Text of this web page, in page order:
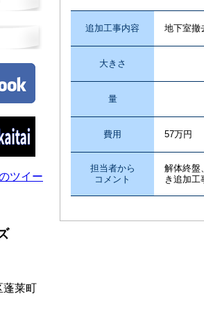
追加工事内容 地下室撤
大きさ
量
費用 57万円
担当者から
コメント
解体終盤
き追加工
ツイー
蓬莱町